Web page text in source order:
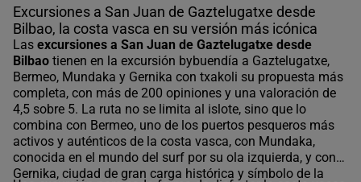
Excursiones a San Juan de Gaztelugatxe desde
Bilbao, la costa vasca en su versión más icónica
Las excursiones a San Juan de Gaztelugatxe desde
Bilbao tienen en la excursión bybuendía a Gaztelugatxe,
Bermeo, Mundaka y Gernika con txakoli su propuesta más
completa, con más de 200 opiniones y una valoración de
4,5 sobre 5. La ruta no se limita al islote, sino que lo
combina con Bermeo, uno de los puertos pesqueros más
activos y auténticos de la costa vasca, con Mundaka,
conocida en el mundo del surf por su ola izquierda, y con
Gernika, ciudad de gran carga histórica y símbolo de la